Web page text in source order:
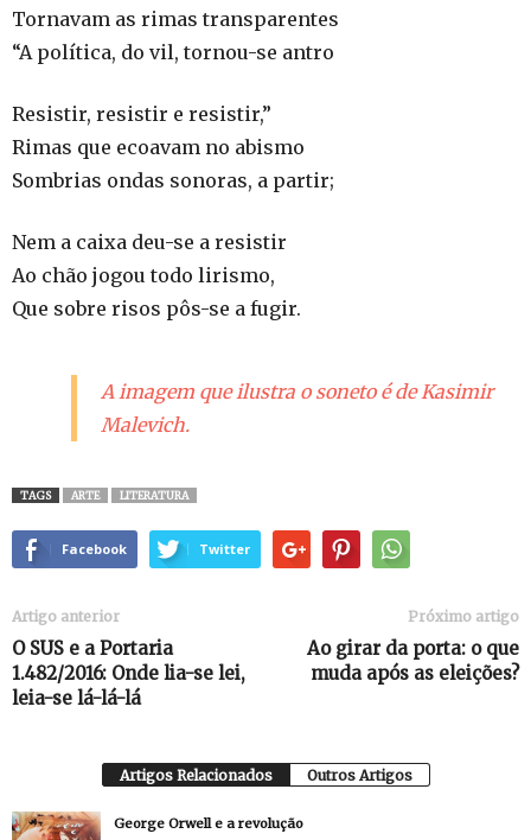
Tornavam as rimas transparentes
“A política, do vil, tornou-se antro
Resistir, resistir e resistir,”
Rimas que ecoavam no abismo
Sombrias ondas sonoras, a partir;
Nem a caixa deu-se a resistir
Ao chão jogou todo lirismo,
Que sobre risos pôs-se a fugir.
A imagem que ilustra o soneto é deKasimir
Malevich.
TAGS ARTE LITERATURA
Facebook Twitter
Artigo anterior
O SUS e a Portaria
1.482/2016: Onde lia-se lei,
leia-se lá-lá-lá
Próximo artigo
Ao girar da porta: o que
muda após as eleições?
Artigos Relacionados Outros Artigos
George Orwell e a revolução